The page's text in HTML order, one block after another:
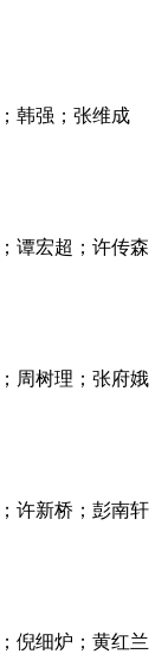
韩强；张维成
谭宏超；许传森
周树理；张府娥
许新桥；彭南轩
倪细炉；黄红兰